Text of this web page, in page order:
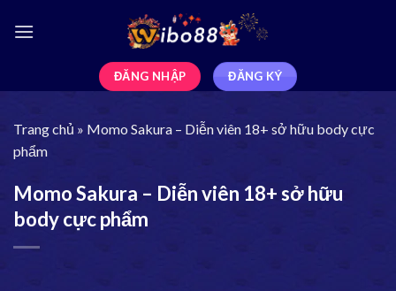
ĐĂNG NHẬP ĐĂNG KÝ
Trang chủ » Momo Sakura – Diễn viên 18+ sở hữu body cực
phẩm
Momo Sakura – Diễn viên 18+ sở hữu
body cực phẩm